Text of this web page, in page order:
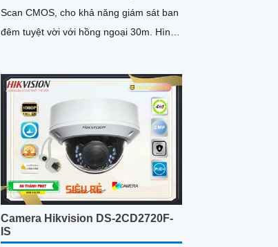
Scan CMOS, cho khả năng giám sát ban
đêm tuyệt vời với hồng ngoại 30m. Hình
Camera Hikvision DS-2CD2720F-
IS